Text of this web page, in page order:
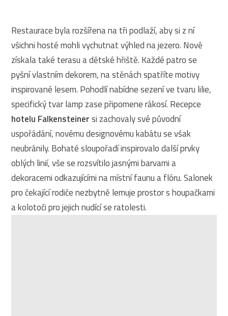
Restaurace byla rozšířena na tři podlaží, aby si z ní
všichni hosté mohli vychutnat výhled na jezero. Nově
získala také terasu a dětské hřiště. Každé patro se
pyšní vlastním dekorem, na stěnách spatříte motivy
inspirované lesem. Pohodlí nabídne sezení ve tvaru lilie,
specifický tvar lamp zase připomene rákosí. Recepce
hotelu Falkensteinersi zachovaly své původní
uspořádání, novému designovému kabátu se však
neubránily. Bohaté sloupořadí inspirovalo další prvky
oblých linií, vše se rozsvítilo jasnými barvami a
dekoracemi odkazujícími na místní faunu a flóru. Salonek
pro čekající rodiče nezbytně lemuje prostor s houpačkami
a kolotoči pro jejich nudící se ratolesti.